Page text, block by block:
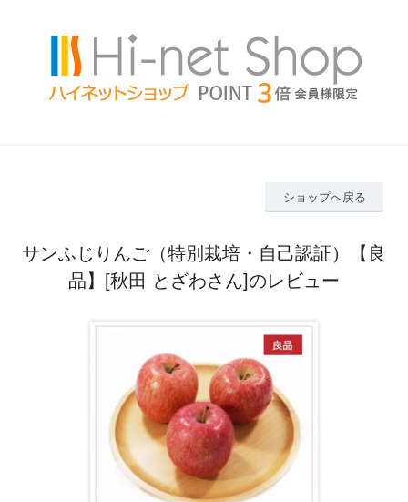
ショップへ戻る
サンふじりんご（特別栽培・自己認証）【良
品】[秋田 とざわさん]のレビュー